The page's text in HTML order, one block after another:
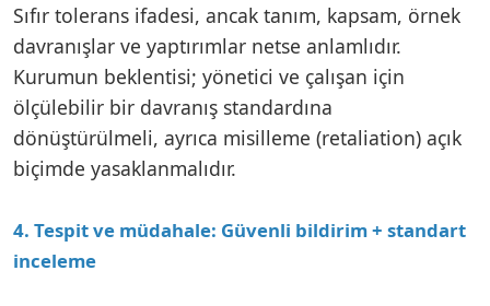
Sıfır tolerans ifadesi, ancak tanım, kapsam, örnek
davranışlar ve yaptırımlar netse anlamlıdır.
Kurumun beklentisi; yönetici ve çalışan için
ölçülebilir bir davranış standardına
dönüştürülmeli, ayrıca misilleme (retaliation) açık
biçimde yasaklanmalıdır.
4. Tespit ve müdahale: Güvenli bildirim + standart
inceleme